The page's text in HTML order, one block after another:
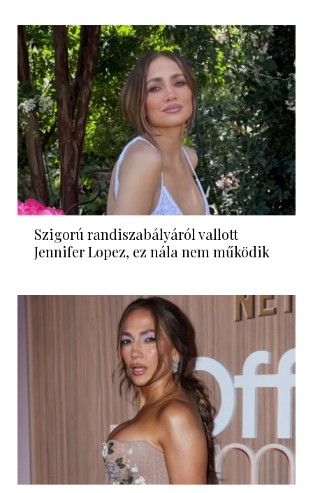
Szigorú randiszabályáról vallott
Jennifer Lopez, ez nála nem működik